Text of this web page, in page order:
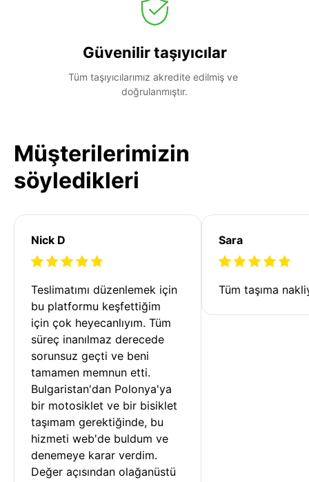
Güvenilir taşıyıcılar
Tüm taşıyıcılarımız akredite edilmiş ve
doğrulanmıştır.
Müşterilerimizin
söyledikleri
Nick D
Teslimatımı düzenlemek için
bu platformu keşfettiğim
için çok heyecanlıyım. Tüm
süreç inanılmaz derecede
sorunsuz geçti ve beni
tamamen memnun etti.
Bulgaristan'dan Polonya'ya
bir motosiklet ve bir bisiklet
taşımam gerektiğinde, bu
hizmeti web'de buldum ve
denemeye karar verdim.
Değer açısından olağanüstü
Sara
Tüm taşıma